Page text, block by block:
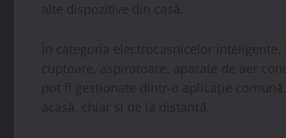
alte dispozitive din casă.
În categoria electrocasnicelor
cuptoare, aspiratoare, aparate de aer
pot fi gestionate dintr-o aplicație
acasă, chiar și de la distanță.